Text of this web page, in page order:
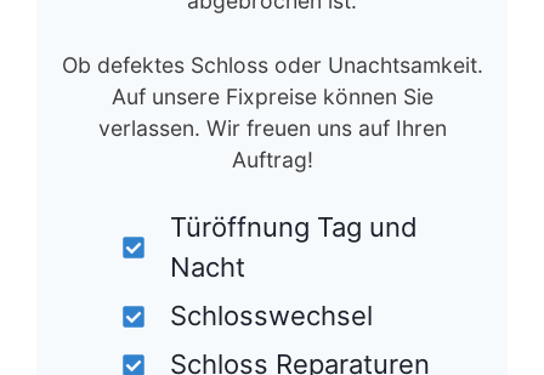
Ob defektes Schloss oder Unachtsamkeit.
Auf unsere Fixpreise können Sie
verlassen. Wir freuen uns auf Ihren
Auftrag!
Türöffnung Tag und
Nacht
Schlosswechsel
Schloss Reparaturen